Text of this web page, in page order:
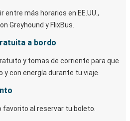
entre más horarios en EE.UU.,
Greyhound y FlixBus.
a bordo
y tomas de corriente para que
con energía durante tu viaje.
favorito al reservar tu boleto.